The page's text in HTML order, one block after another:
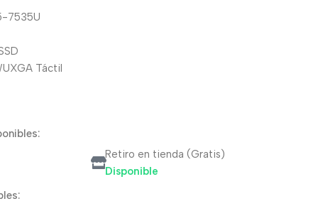
7535U
Táctil
Retiro en tienda (Gratis)
Disponible